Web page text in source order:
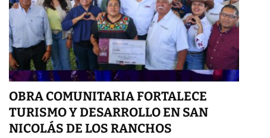
OBRA COMUNITARIA FORTALECE
TURISMO Y DESARROLLO EN SAN
NICOLÁS DE LOS RANCHOS